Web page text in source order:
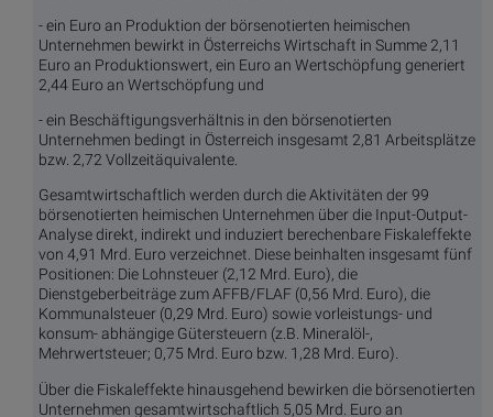
- ein Euro an Produktion der börsenotierten heimischen
Unternehmen bewirkt in Österreichs Wirtschaft in Summe 2,11
Euro an Produktionswert, ein Euro an Wertschöpfung generiert
2,44 Euro an Wertschöpfung und
- ein Beschäftigungsverhältnis in den börsenotierten
Unternehmen bedingt in Österreich insgesamt 2,81 Arbeitsplätze
bzw. 2,72 Vollzeitäquivalente.
Gesamtwirtschaftlich werden durch die Aktivitäten der 99
börsenotierten heimischen Unternehmen über die Input-Output-
Analyse direkt, indirekt und induziert berechenbare Fiskaleffekte
von 4,91 Mrd. Euro verzeichnet. Diese beinhalten insgesamt fünf
Positionen: Die Lohnsteuer (2,12 Mrd. Euro), die
Dienstgeberbeiträge zum AFFB/FLAF (0,56 Mrd. Euro), die
Kommunalsteuer (0,29 Mrd. Euro) sowie vorleistungs- und
konsum- abhängige Gütersteuern (z.B. Mineralöl-,
Mehrwertsteuer; 0,75 Mrd. Euro bzw. 1,28 Mrd. Euro).
Über die Fiskaleffekte hinausgehend bewirken die börsenotierten
Unternehmen gesamtwirtschaftlich 5,05 Mrd. Euro an